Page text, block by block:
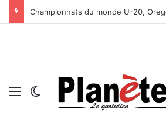
Menu Switch skin